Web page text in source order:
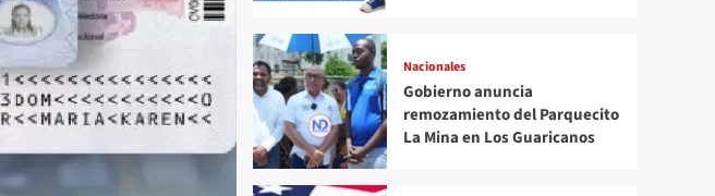
Nacionales
Gobierno anuncia
remozamiento del Parquecito
La Mina en Los Guaricanos